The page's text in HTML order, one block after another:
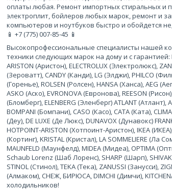
оплаты любая. Ремонт импортных стиральных и
электроплит, бойлеров любых марок, ремонт и
компьютеров и ноутбуков быстро и обойдется
📱 +7 (775) 007-85-45 📱
Высокопрофессиональные специалисты нашей
техники следующих марок на дому и с гарантией:
ARISTON (Аристон), ELECTROLUX (Электролюкс),
(Зероватт), CANDY (Канди), LG (Элджи), PHILCO
(Горенье), ROLSEN (Ролсен), HANSA (Ханса), AEG
ASKO (Аско), EVRONOVA (Евронова), REESON
(Бломберг), ELENBERG (Эленберг) ATLANT (Атлант),
BOMPANI (Бомпани), CASO (Касо), CATA (Ката),
(Деу), DE LUXE (Де Люкс), DUNAVOX (Дунавокс)
HOTPOINT-ARISTON (Хотпоинт-Аристон), IKEA
(Кортинг), KRISTAL (Кристал), LA SOMMELIERE (Ла
MAUNFELD (Маунфелд), MIDEA (Мидеа), OPTIMA
Schaub Lorenz (Шаб Лоренс), SHARP (Шарп),
STINOL (Стинол), TEKA (Тека), ZANUSSI (Занусси),
(Алмаком), СНЕЖ, БИРЮСА, DIMCHI (Димчи),
холодильников!